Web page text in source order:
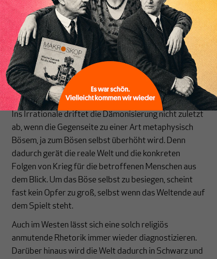
Inhaltsverzeichnis Der pragmatische Pazifist hält nach Müller beharrlich
an diesem Vorgehen fest – ohne dabei in Naivität zu
verfallen. Der Kriegsbefürworter ist hingegen
schneller mit dem Urteil zur Hand, dass in der
Gegenseite keine Menschlichkeit mehr zu erkennen ist,
sie nur noch aus Gier, Hass oder Sadismus handelt und
jeder friedliche Ausweg eine Illusion ist.
Ins Irrationale driftet die Dämonisierung nicht zuletzt
ab, wenn die Gegenseite zu einer Art metaphysisch
Bösem, ja zum Bösen selbst überhöht wird. Denn
dadurch gerät die reale Welt und die konkreten
Folgen von Krieg für die betroffenen Menschen aus
dem Blick. Um das Böse selbst zu besiegen, scheint
fast kein Opfer zu groß, selbst wenn das Weltende auf
dem Spielt steht.
Auch im Westen lässt sich eine solch religiös
anmutende Rhetorik immer wieder diagnostizieren.
Darüber hinaus wird die Welt dadurch in Schwarz und